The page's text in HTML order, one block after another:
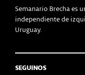
Semanario Brecha es
independiente de
Uruguay.
SEGUINOS